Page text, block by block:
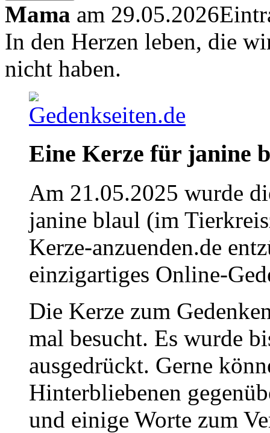
Mama am 29.05.2026
In den Herzen leben, die
nicht haben.
Eine Kerze für janine
Am 21.05.2025 wurde
janine blaul (im
Kerze-anzuenden.de
einzigartiges Online-
Die Kerze zum
mal besucht. Es wurde
ausgedrückt. Gerne
Hinterbliebenen
und einige Worte zum